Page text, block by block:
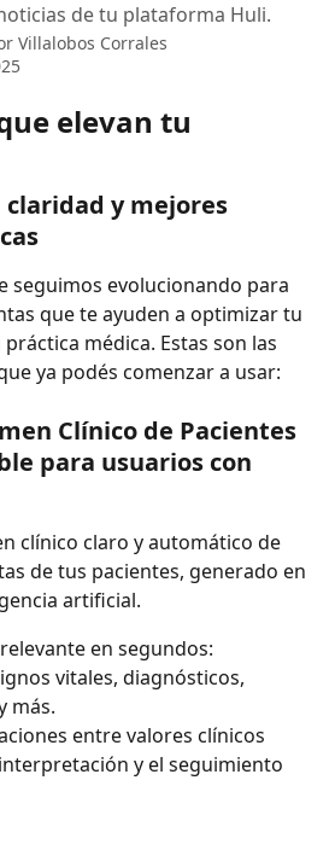
de tu plataforma Huli.
Villalobos Corrales
elevan tu
y mejores
seguimos evolucionando para
que te ayuden a optimizar tu
médica. Estas son las
ya podés comenzar a usar:
Clínico de Pacientes
para usuarios con
clínico claro y automático de
de tus pacientes, generado en
artificial.
en segundos:
vitales, diagnósticos,
más.
entre valores clínicos
y el seguimiento